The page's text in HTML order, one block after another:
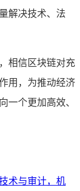
解决技术、法
相信区块链对充
用，为推动经济
一个更加高效、
术与审计，机